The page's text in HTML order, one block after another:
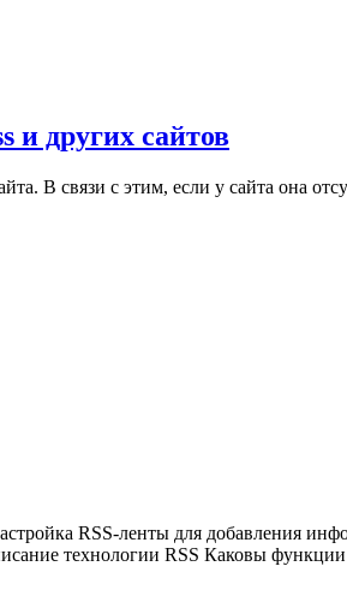
и других сайтов
В связи с этим, если у сайта она
RSS-ленты для добавления
технологии RSS Каковы функции